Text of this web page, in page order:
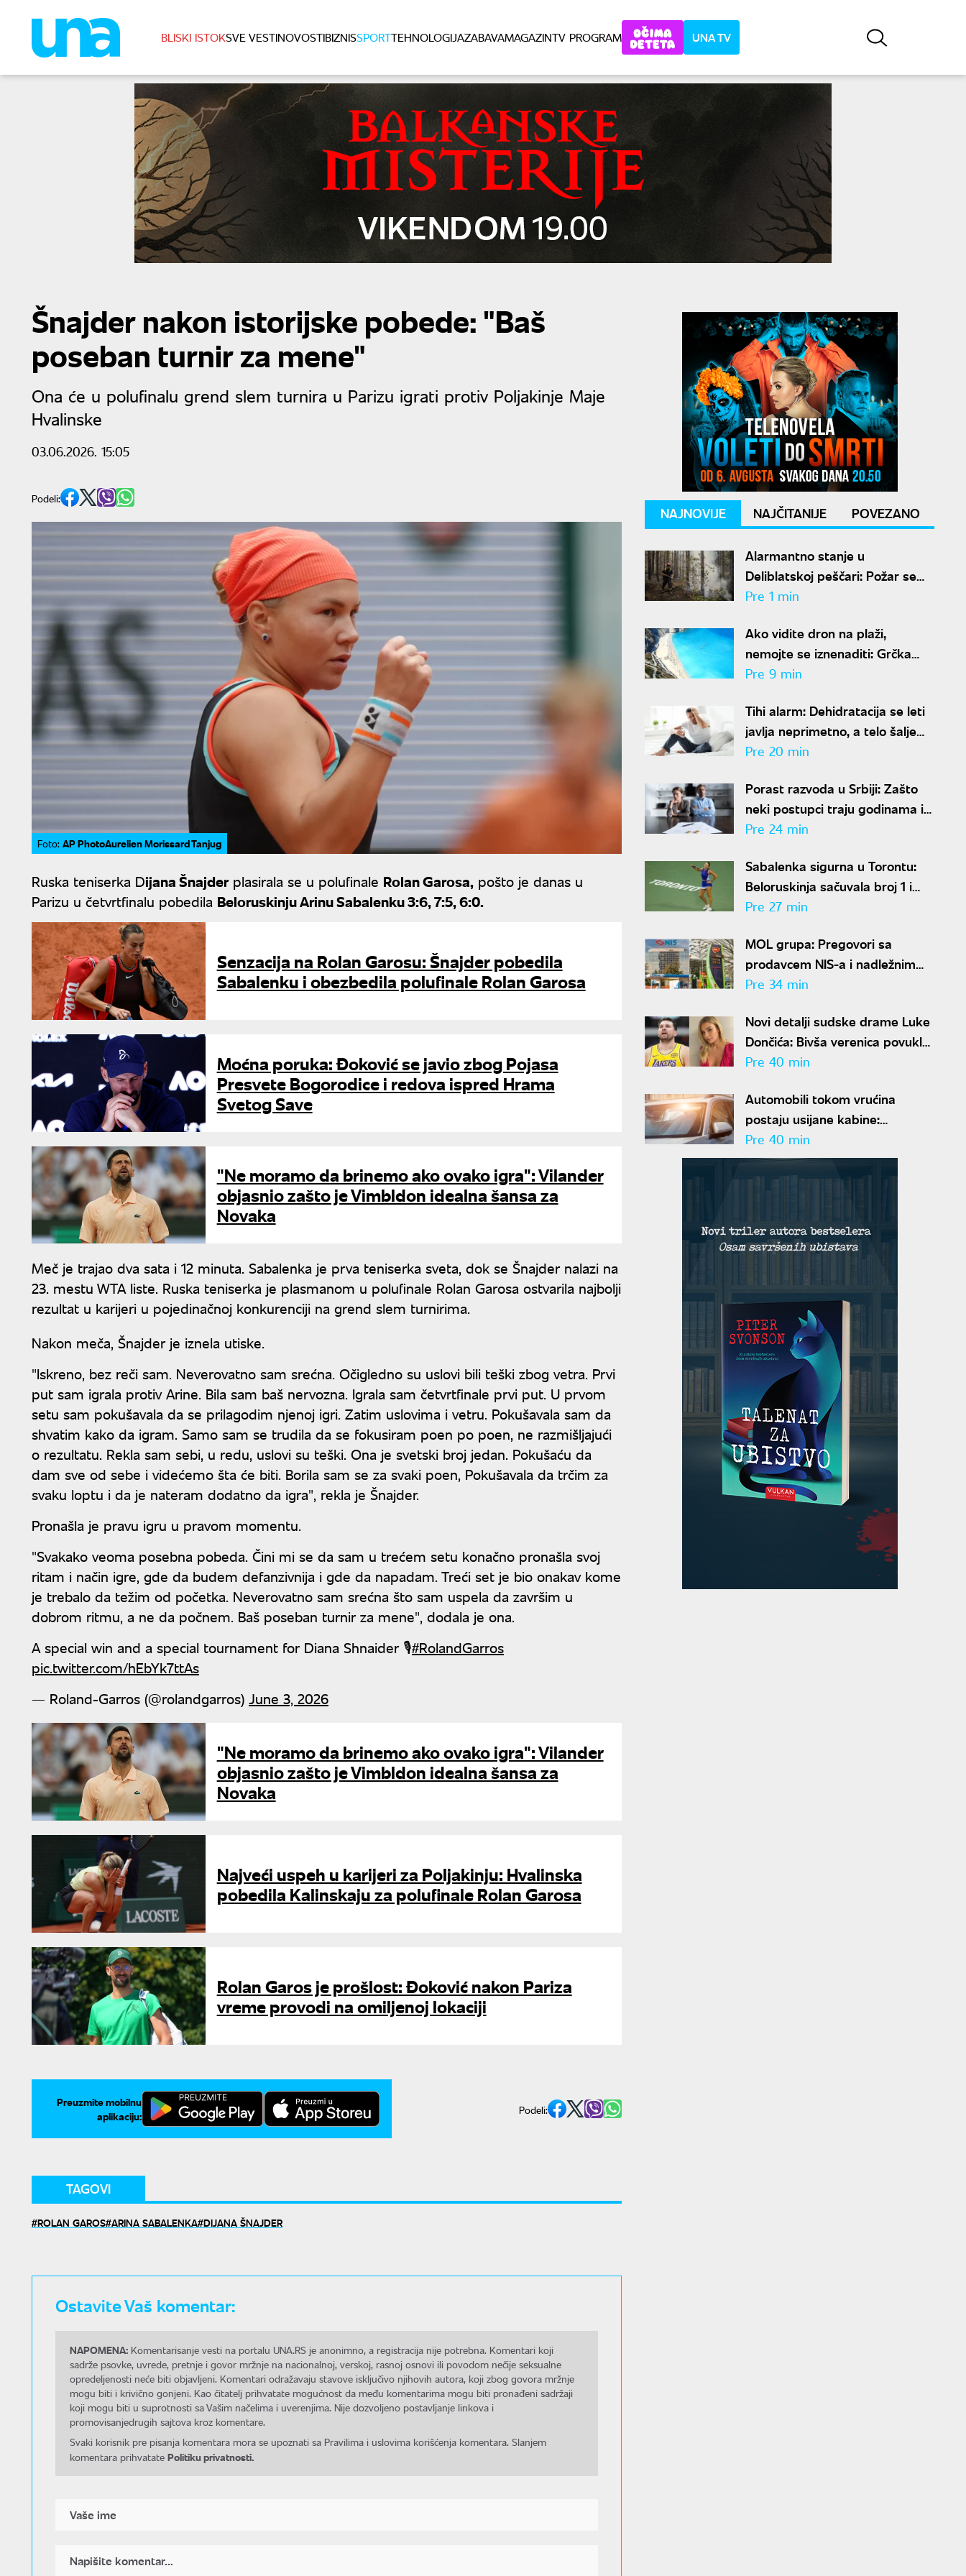
BLISKI ISTOKSVE VESTINOVOSTIBIZNISSPORTTEHNOLOGIJAZABAVAMAGAZINTV PROGRAM UNA TV
Šnajder nakon istorijske pobede: "Baš
poseban turnir za mene"
Ona će u polufinalu grend slem turnira u Parizu igrati protiv Poljakinje Maje
Hvalinske
03.06.2026. 15:05
Podeli:
Foto: AP PhotoAurelien Morissard Tanjug
Ruska teniserka Dijana Šnajderplasirala se u polufinale Rolan Garosa, pošto je danas u
Parizu u četvrtfinalu pobedila Beloruskinju Arinu Sabalenku 3:6, 7:5, 6:0.
Senzacija na Rolan Garosu: Šnajder pobedila
Sabalenku i obezbedila polufinale Rolan Garosa
Moćna poruka: Đoković se javio zbog Pojasa
Presvete Bogorodice i redova ispred Hrama
Svetog Save
"Ne moramo da brinemo ako ovako igra": Vilander
objasnio zašto je Vimbldon idealna šansa za
Novaka
Meč je trajao dva sata i 12 minuta. Sabalenka je prva teniserka sveta, dok se Šnajder nalazi na
23. mestu WTA liste. Ruska teniserka je plasmanom u polufinale Rolan Garosa ostvarila najbolji
rezultat u karijeri u pojedinačnoj konkurenciji na grend slem turnirima.
Nakon meča, Šnajder je iznela utiske.
"Iskreno, bez reči sam. Neverovatno sam srećna. Očigledno su uslovi bili teški zbog vetra. Prvi
put sam igrala protiv Arine. Bila sam baš nervozna. Igrala sam četvrtfinale prvi put. U prvom
setu sam pokušavala da se prilagodim njenoj igri. Zatim uslovima i vetru. Pokušavala sam da
shvatim kako da igram. Samo sam se trudila da se fokusiram poen po poen, ne razmišljajući
o rezultatu. Rekla sam sebi, u redu, uslovi su teški. Ona je svetski broj jedan. Pokušaću da
dam sve od sebe i videćemo šta će biti. Borila sam se za svaki poen, Pokušavala da trčim za
svaku loptu i da je nateram dodatno da igra", rekla je Šnajder.
Pronašla je pravu igru u pravom momentu.
"Svakako veoma posebna pobeda. Čini mi se da sam u trećem setu konačno pronašla svoj
ritam i način igre, gde da budem defanzivnija i gde da napadam. Treći set je bio onakav kome
je trebalo da težim od početka. Neverovatno sam srećna što sam uspela da završim u
dobrom ritmu, a ne da počnem. Baš poseban turnir za mene", dodala je ona.
A special win and a special tournament for Diana Shnaider 🎙️#RolandGarros
pic.twitter.com/hEbYk7ttAs
— Roland-Garros (@rolandgarros) June 3, 2026
"Ne moramo da brinemo ako ovako igra": Vilander
objasnio zašto je Vimbldon idealna šansa za
Novaka
Najveći uspeh u karijeri za Poljakinju: Hvalinska
pobedila Kalinskaju za polufinale Rolan Garosa
Rolan Garos je prošlost: Đoković nakon Pariza
vreme provodi na omiljenoj lokaciji
Preuzmite mobilnu
aplikaciju:
Podeli:
TAGOVI
ROLAN GAROS ARINA SABALENKA DIJANA ŠNAJDER
Ostavite Vaš komentar:
NAPOMENA: Komentarisanje vesti na portalu UNA.RS je anonimno, a registracija nije potrebna. Komentari koji
sadrže psovke, uvrede, pretnje i govor mržnje na nacionalnoj, verskoj, rasnoj osnovi ili povodom nečije seksualne
opredeljenosti neće biti objavljeni. Komentari odražavaju stavove isključivo njihovih autora, koji zbog govora mržnje
mogu biti i krivično gonjeni. Kao čitatelj prihvatate mogućnost da među komentarima mogu biti pronađeni sadržaji
koji mogu biti u suprotnosti sa Vašim načelima i uverenjima. Nije dozvoljeno postavljanje linkova i
promovisanjedrugih sajtova kroz komentare.
Svaki korisnik pre pisanja komentara mora se upoznati sa Pravilima i uslovima korišćenja komentara. Slanjem
komentara prihvatate Politiku privatnosti.
NAJNOVIJE NAJČITANIJE POVEZANO
Alarmantno stanje u
Deliblatskoj peščari: Požar se
razbuktava u pravcu mesta
Pre 1 min
Ako vidite dron na plaži,
nemojte se iznenaditi: Grčka
uvodi neviđene kontrole širom
Pre 9 min
Tihi alarm: Dehidratacija se leti
javlja neprimetno, a telo šalje
ovih pet jasnih znakova pre
Pre 20 min
Porast razvoda u Srbiji: Zašto
neki postupci traju godinama i
da li partner može da vas
Pre 24 min
Sabalenka sigurna u Torontu:
Beloruskinja sačuvala broj 1 i
posle Kanadskog opena
Pre 27 min
MOL grupa: Pregovori sa
prodavcem NIS-a i nadležnim
organima napreduju ka završnoj
Pre 34 min
Novi detalji sudske drame Luke
Dončića: Bivša verenica povukla
tužbu ali traži bogatstvo na
Pre 40 min
Automobili tokom vrućina
postaju usijane kabine:
Automehaničar otkriva kako
brzo da rashladite vozilo
Pre 40 min